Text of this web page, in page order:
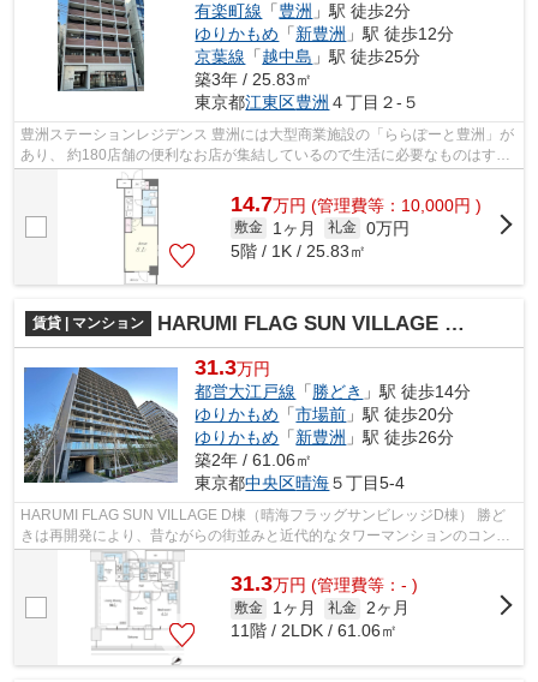
有楽町線 「豊洲 」駅 徒歩2分
ゆりかもめ 「新豊洲 」駅 徒歩12分
京葉線 「越中島 」駅 徒歩25分
築3年 / 25.83㎡
東京都江東区豊洲 ４丁目２-５
豊洲ステーションレジデンス 豊洲には大型商業施設の「ららぽーと豊洲」が
あり、 約180店舗の便利なお店が集結しているので生活に必要なものはすべ
て揃えることが可能です。 休日には...
14.7万円 (管理費等：10,000円 )
敷金 1ヶ月 礼金 0万円
5階 / 1K / 25.83㎡
賃貸 | マンション HARUMI FLAG SUN VILLAGE D棟（晴海フラッグサンビレッジD棟）
31.3万円
都営大江戸線 「 勝どき 」駅 徒歩14分
ゆりかもめ 「市場前 」駅 徒歩20分
ゆりかもめ 「新豊洲 」駅 徒歩26分
築2年 / 61.06㎡
東京都中央区晴海５丁目5-4
HARUMI FLAG SUN VILLAGE D棟（晴海フラッグサンビレッジD棟） 勝ど
きは再開発により、昔ながらの街並みと近代的なタワーマンションのコント
ラストが魅力の一つになりました。 今後も...
31.3万円 (管理費等：- )
敷金 1ヶ月 礼金 2ヶ月
11階 / 2LDK / 61.06㎡